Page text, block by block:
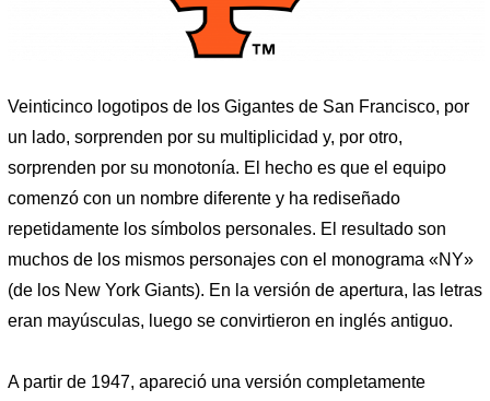
Veinticinco logotipos de los Gigantes de San Francisco, por
un lado, sorprenden por su multiplicidad y, por otro,
sorprenden por su monotonía. El hecho es que el equipo
comenzó con un nombre diferente y ha rediseñado
repetidamente los símbolos personales. El resultado son
muchos de los mismos personajes con el monograma «NY»
(de los New York Giants). En la versión de apertura, las letras
eran mayúsculas, luego se convirtieron en inglés antiguo.
A partir de 1947, apareció una versión completamente